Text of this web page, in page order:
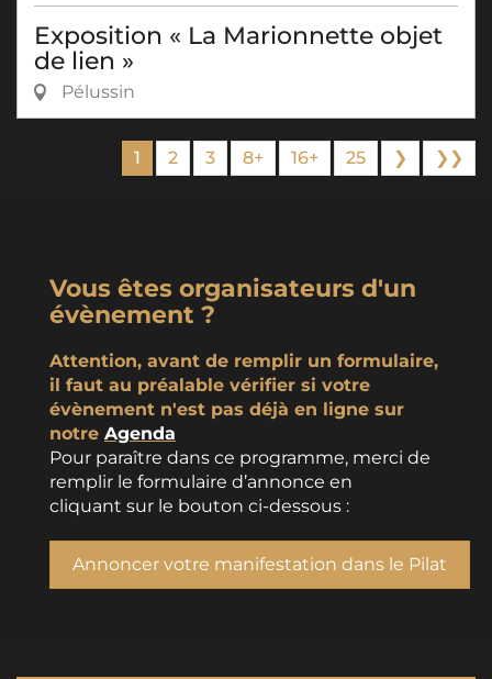
Exposition « La Marionnette objet
de lien »
Pélussin
1 2 3 8+ 16+ 25 ❯ ❯❯
Vous êtes organisateurs d'un
évènement ?
Attention, avant de remplir un formulaire,
il faut au préalable vérifier si votre
évènement n'est pas déjà en ligne sur
notre Agenda
Pour paraître dans ce programme, merci de
remplir le formulaire d’annonce en
cliquant sur le bouton ci-dessous :
Annoncer votre manifestation dans le Pilat